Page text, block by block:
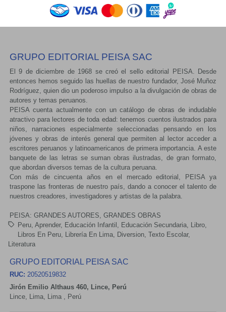
GRUPO EDITORIAL PEISA SAC
El 9 de diciembre de 1968 se creó el sello editorial PEISA. Desde
entonces hemos seguido las huellas de nuestro fundador, José Muñoz
Rodríguez, quien dio un poderoso impulso a la divulgación de obras de
autores y temas peruanos.
PEISA cuenta actualmente con un catálogo de obras de indudable
atractivo para lectores de toda edad: tenemos cuentos ilustrados para
niños, narraciones especialmente seleccionadas pensando en los
jóvenes y obras de interés general que permiten al lector acceder a
escritores peruanos y latinoamericanos de primera importancia. A este
banquete de las letras se suman obras ilustradas, de gran formato,
que abordan diversos temas de la cultura peruana.
Con más de cincuenta años en el mercado editorial, PEISA ya
traspone las fronteras de nuestro país, dando a conocer el talento de
nuestros creadores, investigadores y artistas de la palabra.
PEISA: GRANDES AUTORES, GRANDES OBRAS
Peru Aprender Educación Infantil Educación Secundaria
Libro
Libros En Peru
Librería En Lima Diversion Texto Escolar
Literatura
GRUPO EDITORIAL PEISA SAC
RUC: 20520519832
Jirón Emilio Althaus 460, Lince, Perú
Lince, Lima, Lima , Perú